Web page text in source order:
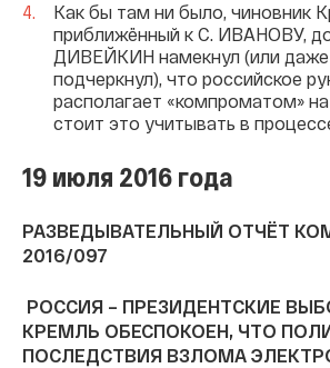
Как бы там ни было, чиновник
приближённый к С. ИВАНОВУ,
ДИВЕЙКИН намекнул (или даже
подчеркнул), что российское
располагает «компроматом»
стоит это учитывать в
19 июля 2016 года
РАЗВЕДЫВАТЕЛЬНЫЙ ОТЧЁТ
2016/097
РОССИЯ – ПРЕЗИДЕНТСКИЕ
КРЕМЛЬ ОБЕСПОКОЕН, ЧТО
ПОСЛЕДСТВИЯ ВЗЛОМА